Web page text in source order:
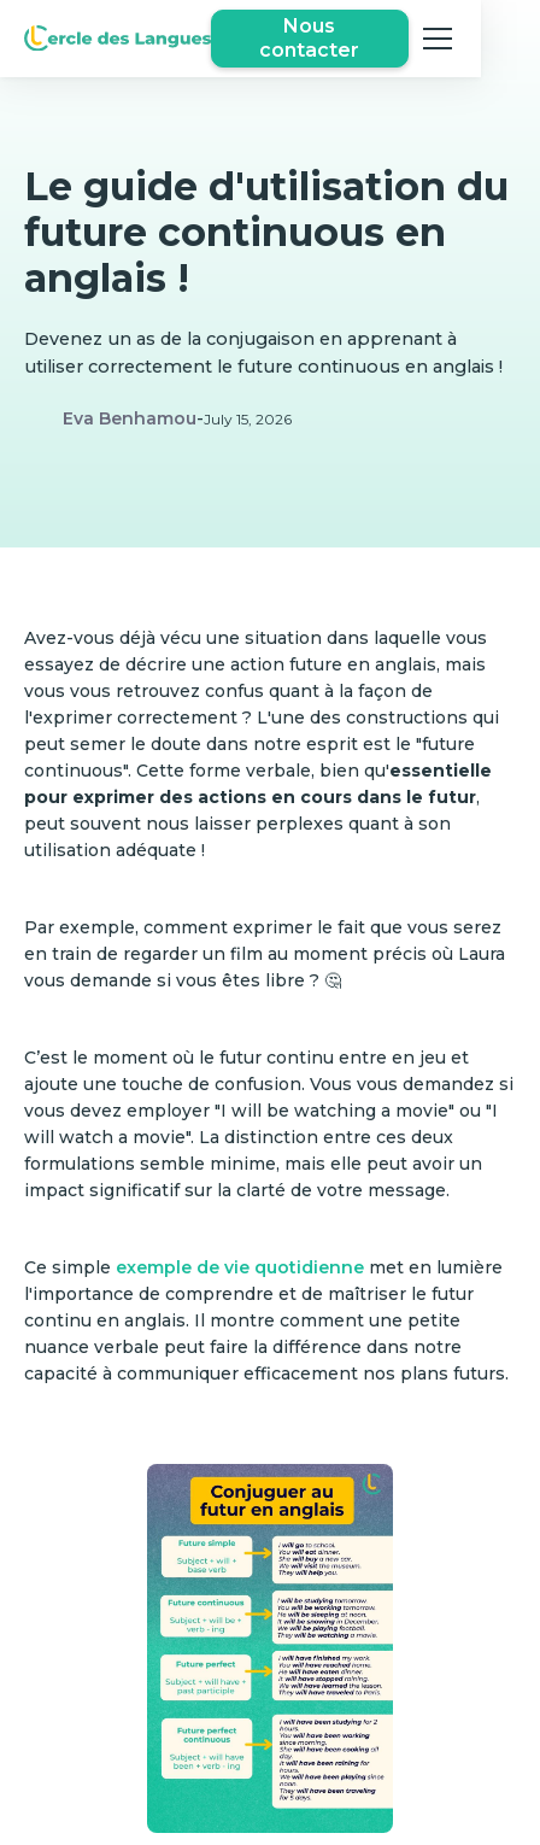
Nous
contacter
Le guide d'utilisation du
future continuous en
anglais !
Devenez un as de la conjugaison en apprenant à
utiliser correctement le future continuous en anglais !
Eva Benhamou-July 15, 2026
Avez-vous déjà vécu une situation dans laquelle vous
essayez de décrire une action future en anglais, mais
vous vous retrouvez confus quant à la façon de
l'exprimer correctement ? L'une des constructions qui
peut semer le doute dans notre esprit est le "future
continuous". Cette forme verbale, bien qu'essentielle
pour exprimer des actions en cours dans le futur,
peut souvent nous laisser perplexes quant à son
utilisation adéquate !
Par exemple, comment exprimer le fait que vous serez
en train de regarder un film au moment précis où Laura
vous demande si vous êtes libre ? 🤔
C’est le moment où le futur continu entre en jeu et
ajoute une touche de confusion. Vous vous demandez si
vous devez employer "I will be watching a movie" ou "I
will watch a movie". La distinction entre ces deux
formulations semble minime, mais elle peut avoir un
impact significatif sur la clarté de votre message.
Ce simple exemple de vie quotidienne met en lumière
l'importance de comprendre et de maîtriser le futur
continu en anglais. Il montre comment une petite
nuance verbale peut faire la différence dans notre
capacité à communiquer efficacement nos plans futurs.